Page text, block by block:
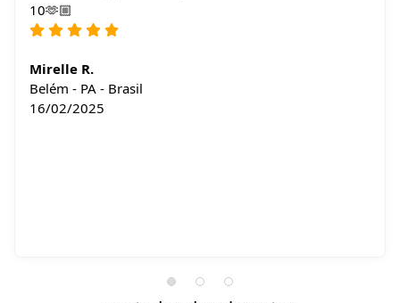
10🫶🏼
Mirelle R.
Belém - PA - Brasil
16/02/2025